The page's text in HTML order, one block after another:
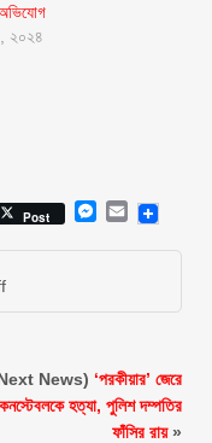
২০২৪
Post Messenger
Email
News) ‘পরকীয়ার’ জেরে
কনস্টেবলকে হত্যা, পুলিশ দম্পতির
ফাঁসির রায়»